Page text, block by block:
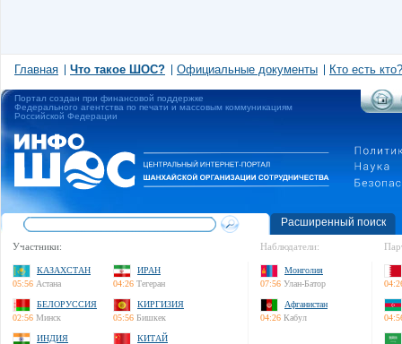
Главная Что такое ШОС? Официальные документы Кто есть кто?
Портал создан при финансовой поддержке
Федерального агентства по печати и массовым коммуникациям
Российской Федерации
Расширенный поиск
Участники:
КАЗАХСТАН
05:56 Астана
ИРАН
04:26 Тегеран
БЕЛОРУССИЯ
02:56 Минск
КИРГИЗИЯ
05:56 Бишкек
ИНДИЯ
КИТАЙ
Наблюдатели:
Монголия
07:56 Улан-Батор
Афганистан
04:26 Кабул